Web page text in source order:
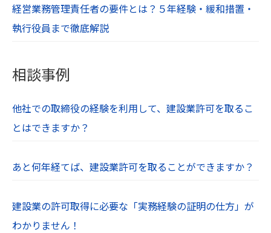
経営業務管理責任者の要件とは？５年経験・緩和措置・
執行役員まで徹底解説
相談事例
他社での取締役の経験を利用して、建設業許可を取るこ
とはできますか？
あと何年経てば、建設業許可を取ることができますか？
建設業の許可取得に必要な「実務経験の証明の仕方」が
わかりません！